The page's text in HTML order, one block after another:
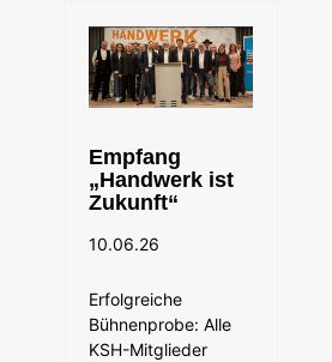
Empfang
„Handwerk ist
Zukunft“
10.06.26
Erfolgreiche
Bühnenprobe: Alle
KSH-Mitglieder